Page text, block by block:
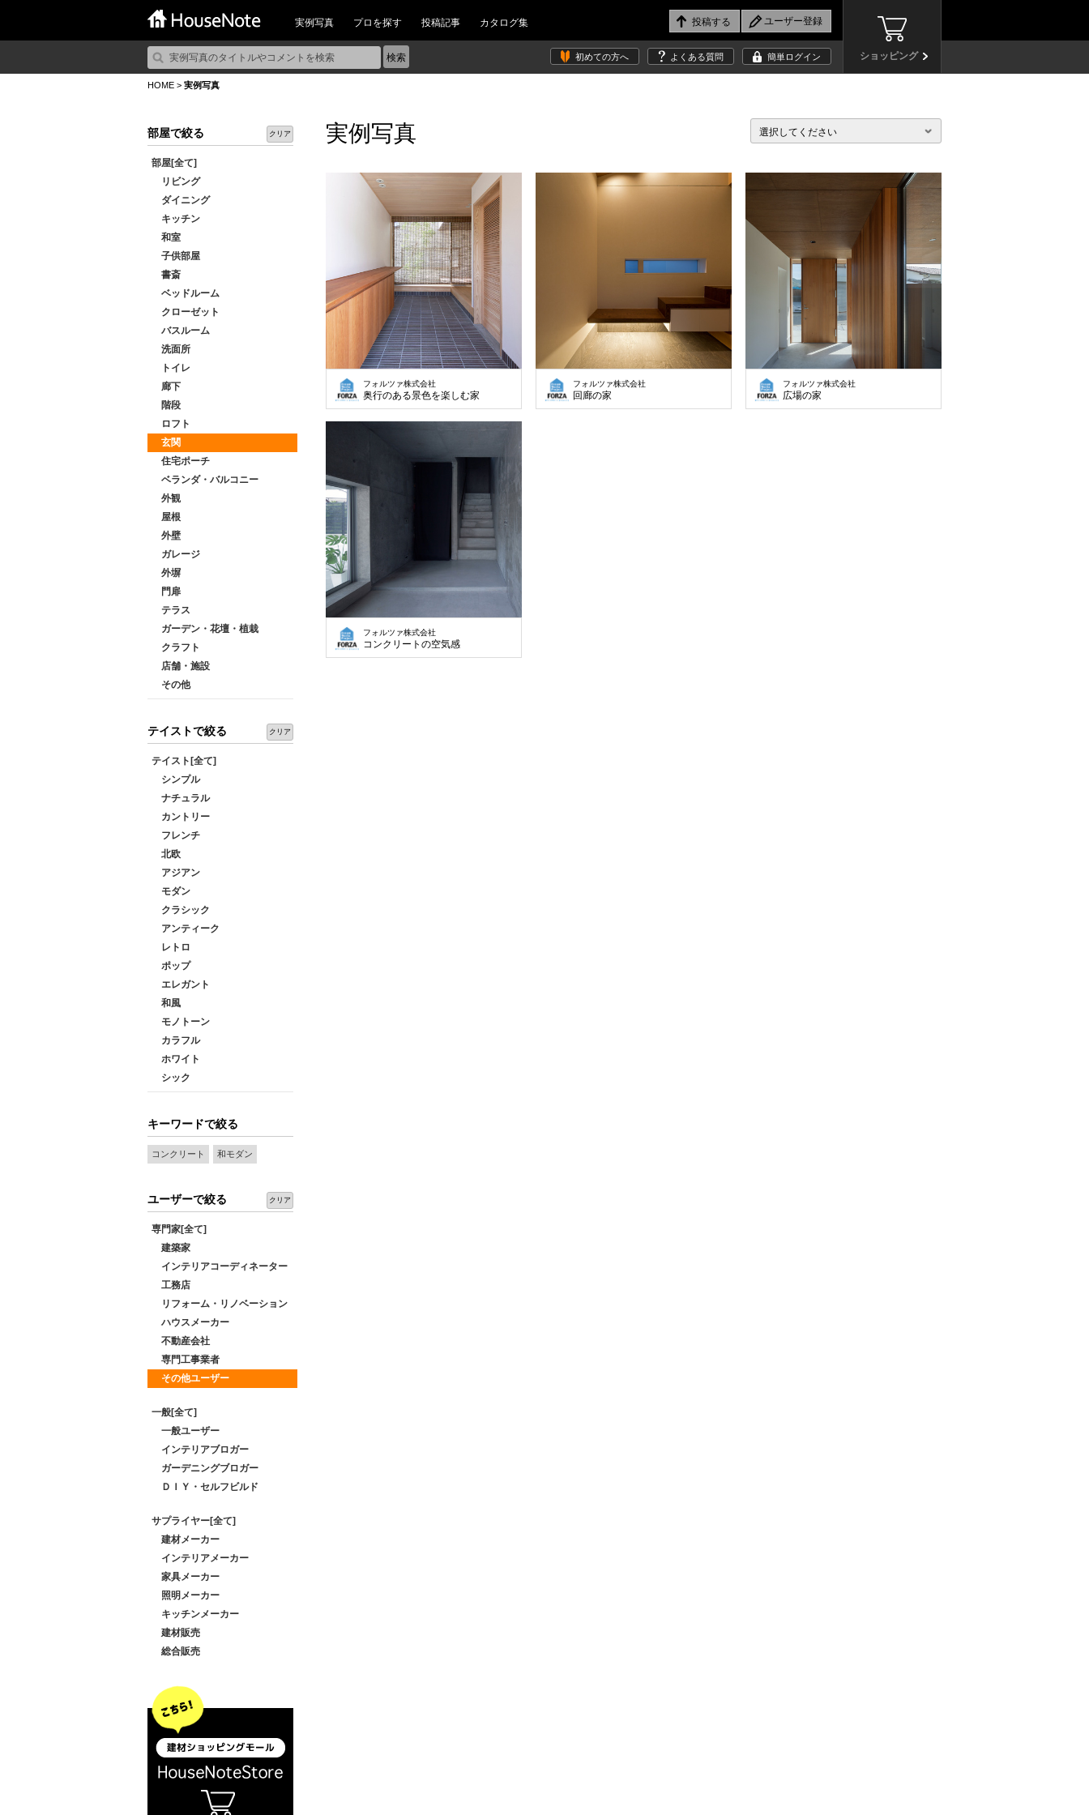
実例写真 プロを探す 投稿記事 カタログ集
ショッピング
初めての方へ よくある質問 簡単ログイン
HOME > 実例写真
部屋で絞る クリア
部屋[全て]
リビング
ダイニング
キッチン
和室
子供部屋
書斎
ベッドルーム
クローゼット
バスルーム
洗面所
トイレ
廊下
階段
ロフト
玄関
住宅ポーチ
ベランダ・バルコニー
外観
屋根
外壁
ガレージ
外塀
門扉
テラス
ガーデン・花壇・植栽
クラフト
店舗・施設
その他
テイストで絞る クリア
テイスト[全て]
シンプル
ナチュラル
カントリー
フレンチ
北欧
アジアン
モダン
クラシック
アンティーク
レトロ
ポップ
エレガント
和風
モノトーン
カラフル
ホワイト
シック
キーワードで絞る
コンクリート 和モダン
ユーザーで絞る クリア
専門家[全て]
建築家
インテリアコーディネーター
工務店
リフォーム・リノベーション
ハウスメーカー
不動産会社
専門工事業者
その他ユーザー
一般[全て]
一般ユーザー
インテリアブロガー
ガーデニングブロガー
ＤＩＹ・セルフビルド
サプライヤー[全て]
建材メーカー
インテリアメーカー
家具メーカー
照明メーカー
キッチンメーカー
建材販売
総合販売
実例写真 選択してください
フォルツァ株式会社
奥行のある景色を楽しむ家
フォルツァ株式会社
回廊の家
フォルツァ株式会社
広場の家
フォルツァ株式会社
コンクリートの空気感